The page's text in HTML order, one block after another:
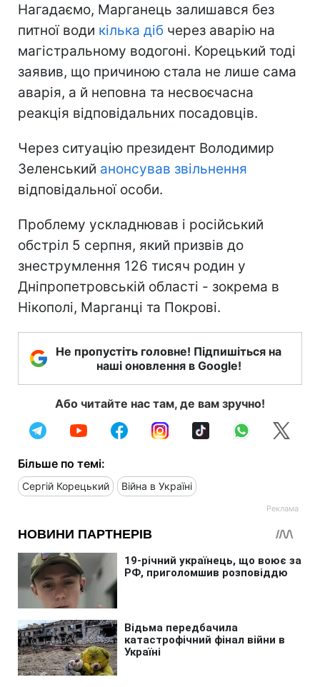
Нагадаємо, Марганець залишався без
питної води кілька діб через аварію на
магістральному водогоні. Корецький тоді
заявив, що причиною стала не лише сама
аварія, а й неповна та несвоєчасна
реакція відповідальних посадовців.
Через ситуацію президент Володимир
Зеленський анонсував звільнення
відповідальної особи.
Проблему ускладнював і російський
обстріл 5 серпня, який призвів до
знеструмлення 126 тисяч родин у
Дніпропетровській області - зокрема в
Нікополі, Марганці та Покрові.
Не пропустіть головне! Підпишіться на
наші оновлення в Google!
Або читайте нас там, де вам зручно!
Більше по темі:
Сергій Корецький Війна в Україні